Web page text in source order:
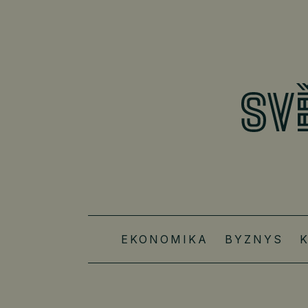
EKONOMIKA BYZNYS